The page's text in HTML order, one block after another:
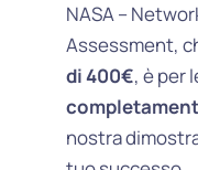
NASA –
Assessment,
di 400€, è per
nostra